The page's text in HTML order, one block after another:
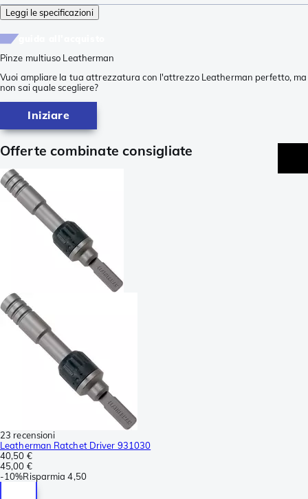
Leggi le specificazioni
Pinze multiuso Leatherman
Vuoi ampliare la tua attrezzatura con l'attrezzo Leatherman perfetto, ma
non sai quale scegliere?
Iniziare
Offerte combinate consigliate
23 recensioni
Leatherman Ratchet Driver 931030
40,50 €
45,00 €
-10%Risparmia 4,50